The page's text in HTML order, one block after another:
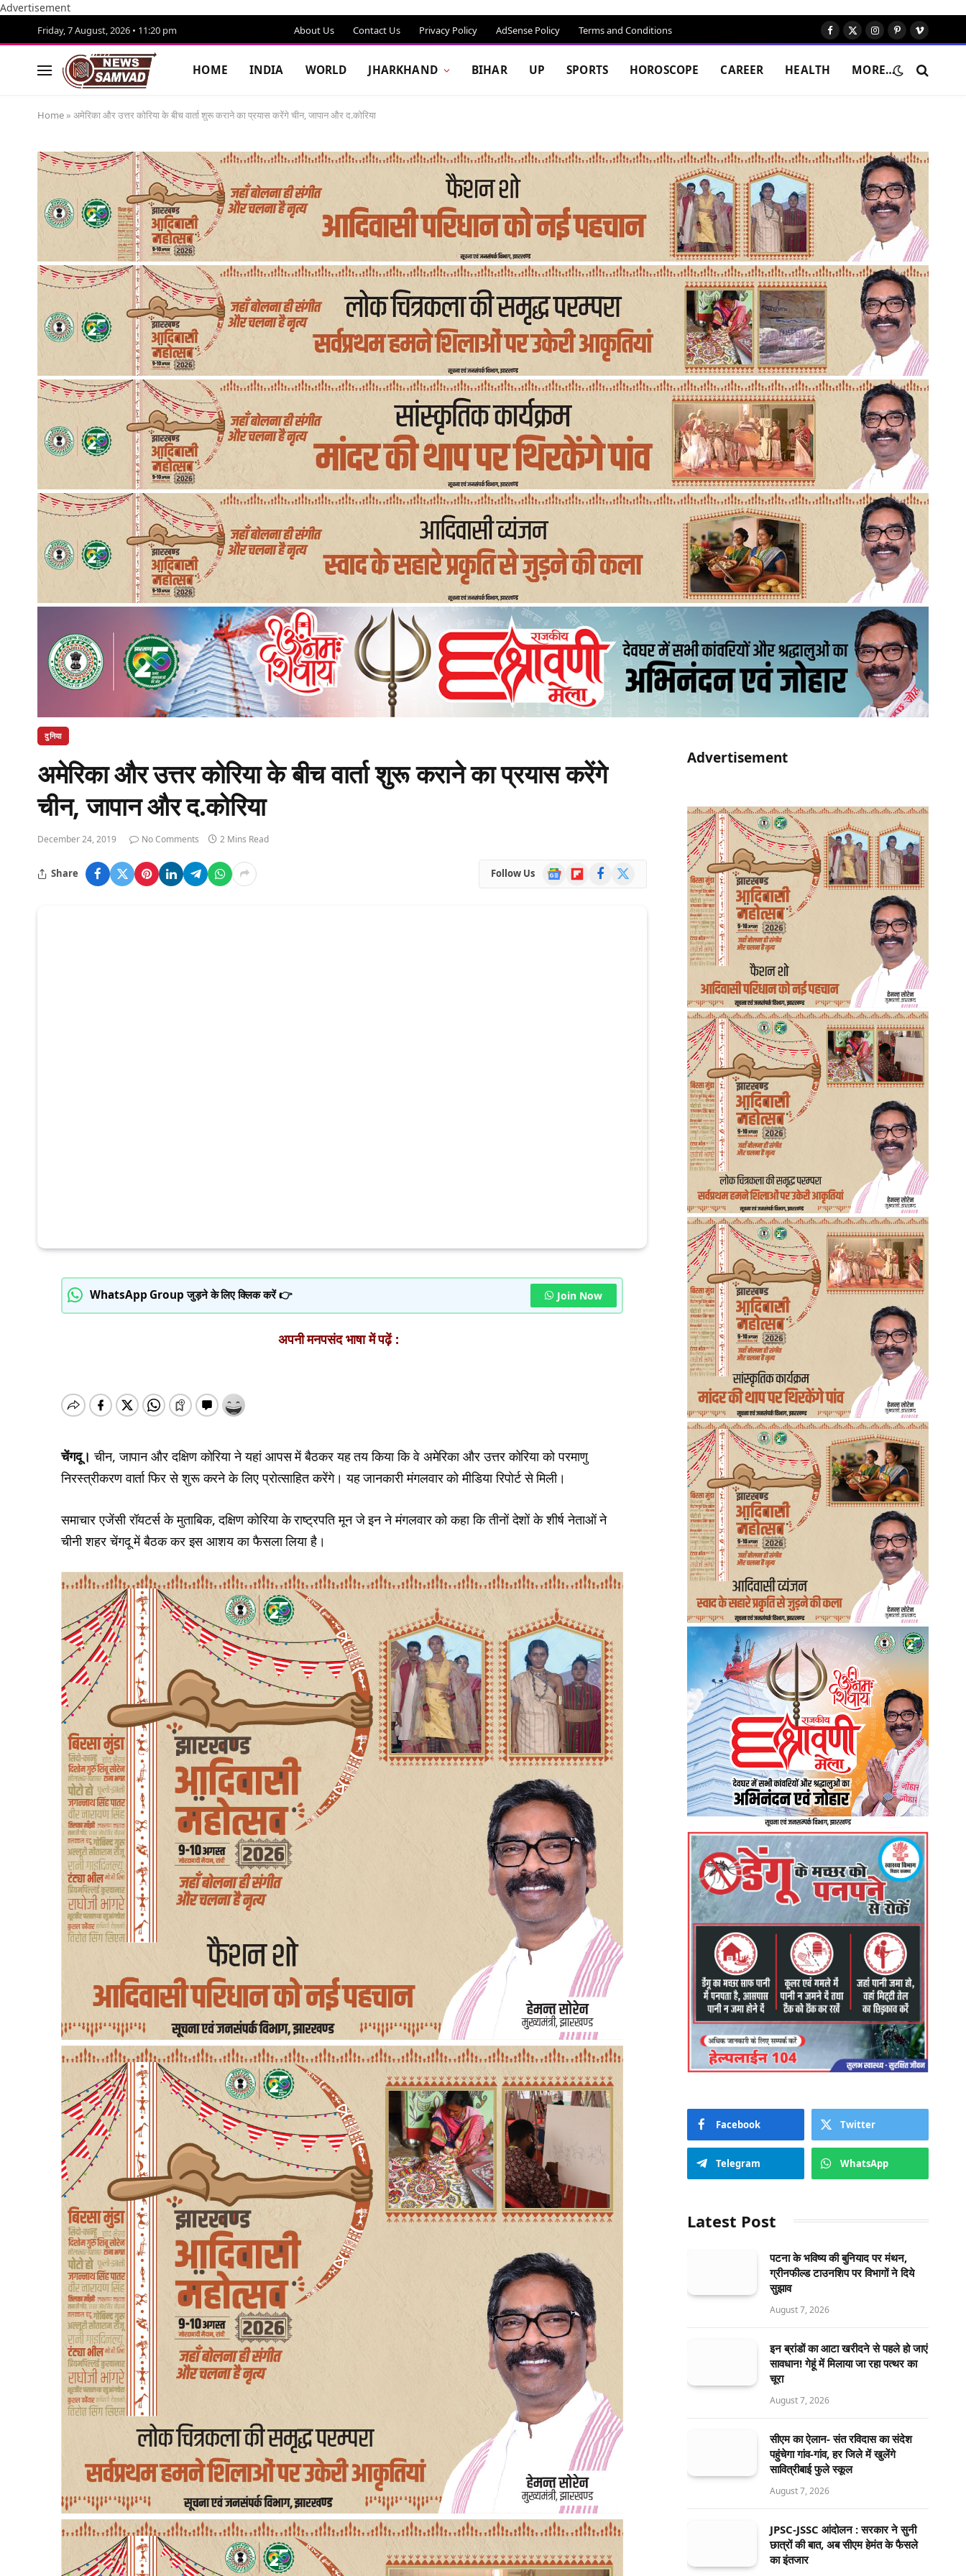
Advertisement
Friday, 7 August, 2026 • 11:20 pm About Us Contact Us Privacy Policy AdSense Policy Terms and Conditions Facebook
X
Instagram
Pinterest
Vimeo
HOME INDIA WORLD JHARKHAND BIHAR UP SPORTS HOROSCOPE CAREER HEALTH MORE…
Home » अमेरिका और उत्तर कोरिया के बीच वार्ता शुरू कराने का प्रयास करेंगे चीन, जापान और द.कोरिया
दुनिया
अमेरिका और उत्तर कोरिया के बीच वार्ता शुरू कराने का प्रयास करेंगे
चीन, जापान और द.कोरिया
December 24, 2019 No Comments 2 Mins Read
Share Follow Us
Google
News
FlipboardFacebook
WhatsApp Group जुड़ने के लिए क्लिक करें 👉 Join Now
अपनी मनपसंद भाषा में पढ़ें :
चेंगदू। चीन, जापान और दक्षिण कोरिया ने यहां आपस में बैठकर यह तय किया कि वे अमेरिका और उत्तर कोरिया को परमाणु
निरस्त्रीकरण वार्ता फिर से शुरू करने के लिए प्रोत्साहित करेंगे। यह जानकारी मंगलवार को मीडिया रिपोर्ट से मिली।
समाचार एजेंसी रॉयटर्स के मुताबिक, दक्षिण कोरिया के राष्ट्रपति मून जे इन ने मंगलवार को कहा कि तीनों देशों के शीर्ष नेताओं ने
चीनी शहर चेंगदू में बैठक कर इस आशय का फैसला लिया है।
Advertisement
Facebook Twitter
Telegram WhatsApp
Latest Post
पटना के भविष्य की बुनियाद पर मंथन,
ग्रीनफील्ड टाउनशिप पर विभागों ने दिये
सुझाव
August 7, 2026
इन ब्रांडों का आटा खरीदने से पहले हो जाएं
सावधान! गेहूं में मिलाया जा रहा पत्थर का
चूरा
August 7, 2026
सीएम का ऐलान- संत रविदास का संदेश
पहुंचेगा गांव-गांव, हर जिले में खुलेंगे
सावित्रीबाई फुले स्कूल
August 7, 2026
JPSC-JSSC आंदोलन : सरकार ने सुनी
छात्रों की बात, अब सीएम हेमंत के फैसले
का इंतजार